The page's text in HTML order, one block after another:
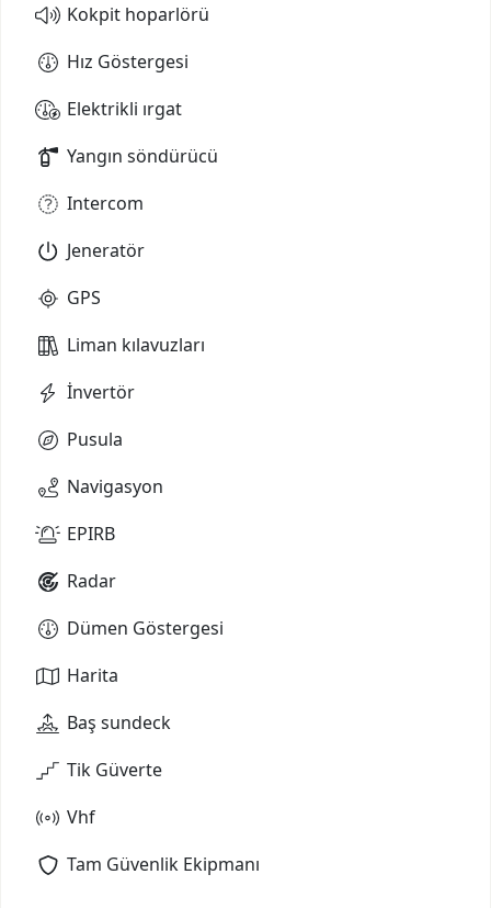
Kokpit hoparlörü
Hız Göstergesi
Elektrikli ırgat
Yangın söndürücü
Intercom
Jeneratör
GPS
Liman kılavuzları
İnvertör
Pusula
Navigasyon
EPIRB
Radar
Dümen Göstergesi
Harita
Baş sundeck
Tik Güverte
Vhf
Tam Güvenlik Ekipmanı